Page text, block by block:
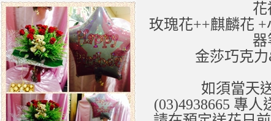
花
玫瑰花++麒麟花
器
金莎巧克
如須當天
(03)4938665 專